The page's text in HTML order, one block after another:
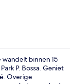
wandelt binnen 15
P. Bossa. Geniet
Overige